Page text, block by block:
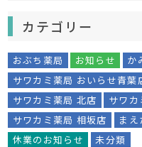
カテゴリー
おぶち薬局 お知らせ
か
サワカミ薬局 おいらせ青葉
サワカミ薬局 北店
サワ
サワカミ薬局 相坂店
まえ
休業のお知らせ
未分類